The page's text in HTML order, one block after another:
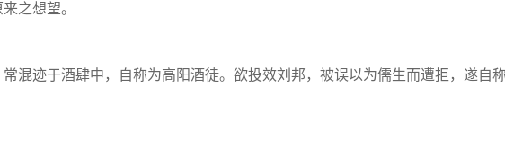
之想望。
混迹于酒肆中，自称为高阳酒徒。欲投效刘邦，被误以为儒生而遭拒，遂自